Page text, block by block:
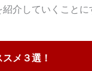
紹介していくことに
メ３選！